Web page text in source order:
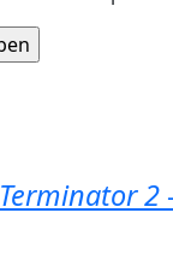
Terminator 2